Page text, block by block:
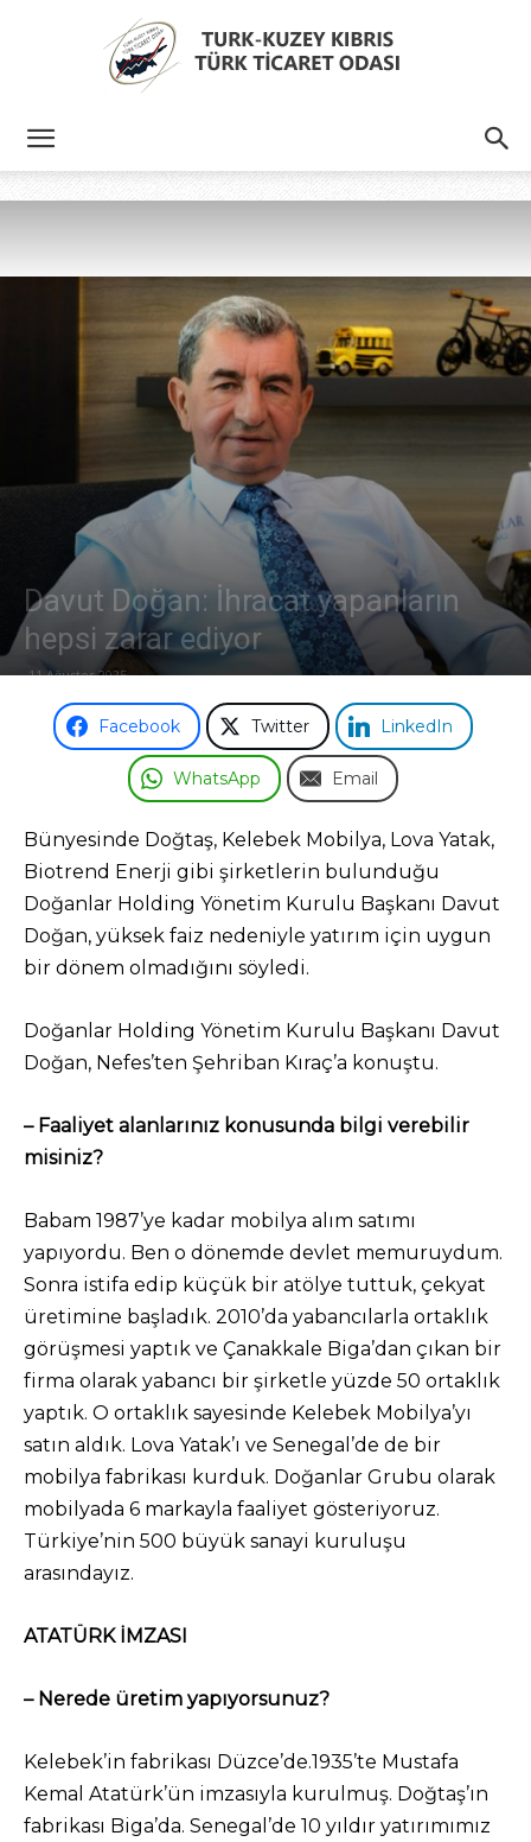
Türk
Ticaret
Odası
Davut Doğan: İhracat yapanların
hepsi zarar ediyor
11 Ağustos 2025
Facebook Twitter LinkedIn
WhatsApp Email
Bünyesinde Doğtaş, Kelebek Mobilya, Lova Yatak,
Biotrend Enerji gibi şirketlerin bulunduğu
Doğanlar Holding Yönetim Kurulu Başkanı Davut
Doğan, yüksek faiz nedeniyle yatırım için uygun
bir dönem olmadığını söyledi.
Doğanlar Holding Yönetim Kurulu Başkanı Davut
Doğan, Nefes’ten Şehriban Kıraç’a konuştu.
– Faaliyet alanlarınız konusunda bilgi verebilir
misiniz?
Babam 1987’ye kadar mobilya alım satımı
yapıyordu. Ben o dönemde devlet memuruydum.
Sonra istifa edip küçük bir atölye tuttuk, çekyat
üretimine başladık. 2010’da yabancılarla ortaklık
görüşmesi yaptık ve Çanakkale Biga’dan çıkan bir
firma olarak yabancı bir şirketle yüzde 50 ortaklık
yaptık. O ortaklık sayesinde Kelebek Mobilya’yı
satın aldık. Lova Yatak’ı ve Senegal’de de bir
mobilya fabrikası kurduk. Doğanlar Grubu olarak
mobilyada 6 markayla faaliyet gösteriyoruz.
Türkiye’nin 500 büyük sanayi kuruluşu
arasındayız.
ATATÜRK İMZASI
– Nerede üretim yapıyorsunuz?
Kelebek’in fabrikası Düzce’de.1935’te Mustafa
Kemal Atatürk’ün imzasıyla kurulmuş. Doğtaş’ın
fabrikası Biga’da. Senegal’de 10 yıldır yatırımımız